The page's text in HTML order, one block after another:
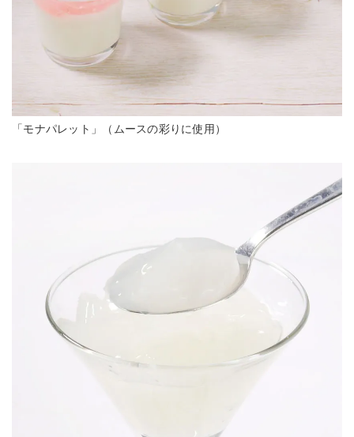
「モナパレット」（ムースの彩りに使用）